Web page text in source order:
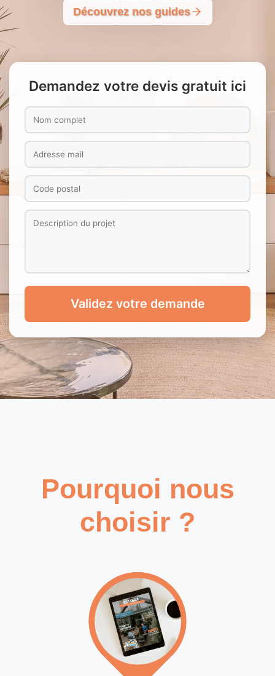
Découvrez nos guides
Demandez votre devis gratuit ici
Validez votre demande
Pourquoi nous
choisir ?